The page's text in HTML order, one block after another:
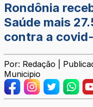
Rondônia
Saúde mais
contra a
Por: Redação |
Municipio